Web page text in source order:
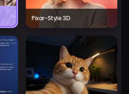
Pixar-Style 3D